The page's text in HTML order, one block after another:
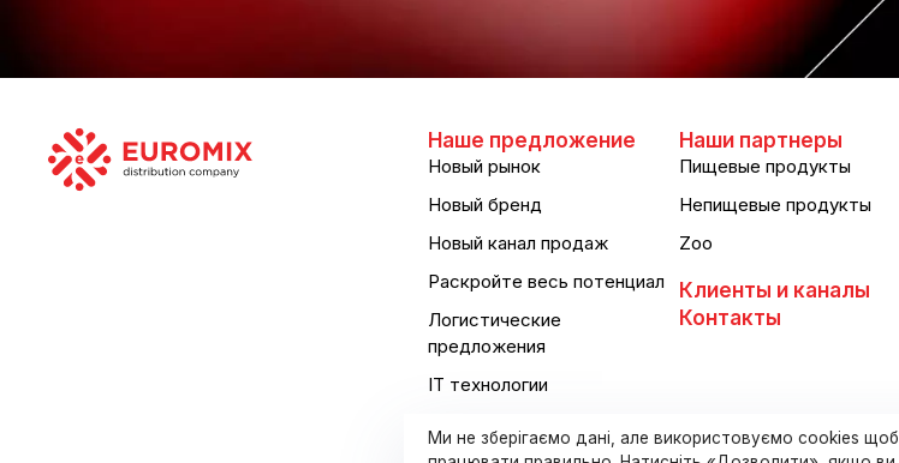
Наше предложение
Новый рынок
Новый бренд
Новый канал продаж
Раскройте весь потенциал
Логистические
предложения
IT технологии
Наши партнеры
Пищевые продукты
Непищевые продукты
Zoo
Клиенты и каналы
Контакты
Ми не зберігаємо дані, але використовуємо cookies щоб